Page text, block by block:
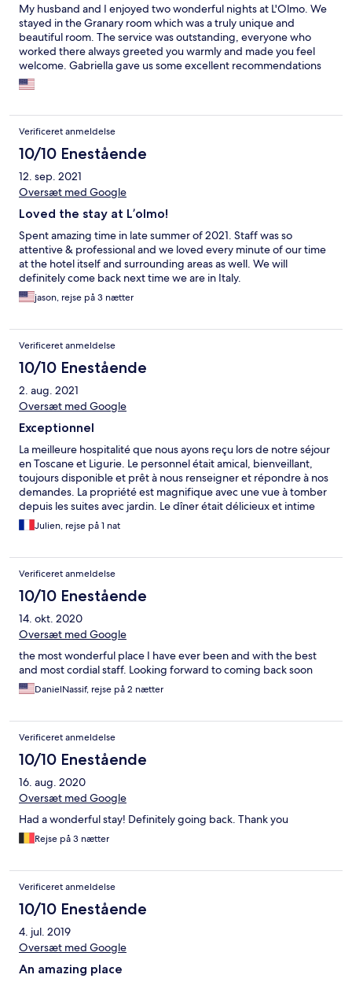
My husband and I enjoyed two wonderful nights at L'Olmo. We
stayed in the Granary room which was a truly unique and
beautiful room. The service was outstanding, everyone who
worked there always greeted you warmly and made you feel
welcome. Gabriella gave us some excellent recommendations
for restaurants and gave us maps to show us interesting things
in towns nearby that we should visit. She was able to arrange
perfect after a rainy day. The landscaping was lovely as well. We
wished we could stay longer, it really exceeded our
expectations.
Verificeret anmeldelse
10/10 Enestående
12. sep. 2021
Oversæt med Google
Loved the stay at L’olmo!
Spent amazing time in late summer of 2021. Staff was so
attentive & professional and we loved every minute of our time
at the hotel itself and surrounding areas as well. We will
definitely come back next time we are in Italy.
jason, rejse på 3 nætter
Verificeret anmeldelse
10/10 Enestående
2. aug. 2021
Oversæt med Google
Exceptionnel
La meilleure hospitalité que nous ayons reçu lors de notre séjour
en Toscane et Ligurie. Le personnel était amical, bienveillant,
toujours disponible et prêt à nous renseigner et répondre à nos
demandes. La propriété est magnifique avec une vue à tomber
depuis les suites avec jardin. Le dîner était délicieux et intime
sous la petite pergola. Les petits chats étaient adorables et ont
ajouté de la couleur à notre séjour. Nous reviendrons
Julien, rejse på 1 nat
Verificeret anmeldelse
10/10 Enestående
14. okt. 2020
Oversæt med Google
the most wonderful place I have ever been and with the best
and most cordial staff. Looking forward to coming back soon
DanielNassif, rejse på 2 nætter
Verificeret anmeldelse
10/10 Enestående
16. aug. 2020
Oversæt med Google
Had a wonderful stay! Definitely going back. Thank you
Rejse på 3 nætter
Verificeret anmeldelse
10/10 Enestående
4. jul. 2019
Oversæt med Google
An amazing place